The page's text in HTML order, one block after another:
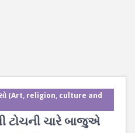
(Art, religion, culture and
ટોચની ચારે બાજુએ